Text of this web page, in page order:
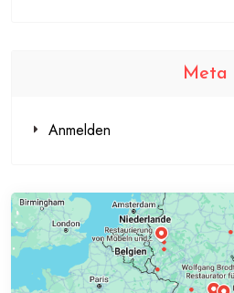
Meta
Anmelden